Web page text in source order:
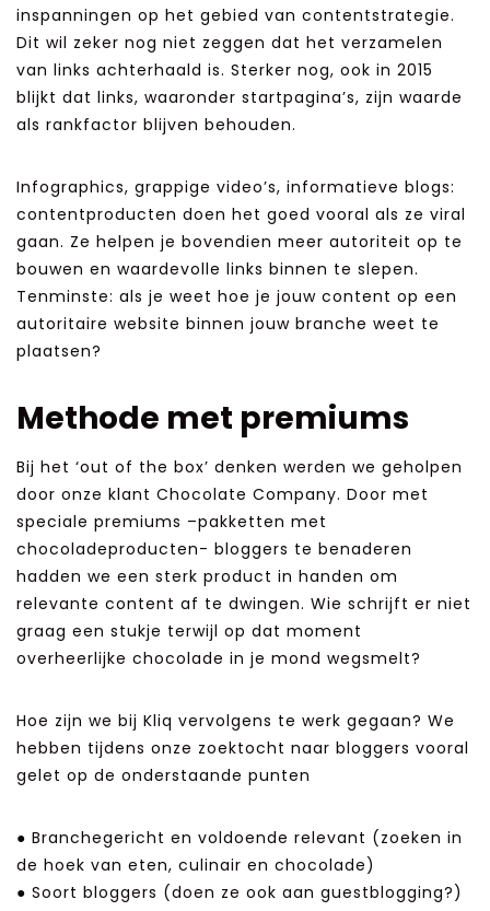
inspanningen op het gebied van contentstrategie.
Dit wil zeker nog niet zeggen dat het verzamelen
van links achterhaald is. Sterker nog, ook in 2015
blijkt dat links, waaronder startpagina’s, zijn waarde
als rankfactor blijven behouden.
Infographics, grappige video’s, informatieve blogs:
contentproducten doen het goed vooral als ze viral
gaan. Ze helpen je bovendien meer autoriteit op te
bouwen en waardevolle links binnen te slepen.
Tenminste: als je weet hoe je jouw content op een
autoritaire website binnen jouw branche weet te
plaatsen?
Methode met premiums
Bij het ‘out of the box’ denken werden we geholpen
door onze klant Chocolate Company. Door met
speciale premiums –pakketten met
chocoladeproducten- bloggers te benaderen
hadden we een sterk product in handen om
relevante content af te dwingen. Wie schrijft er niet
graag een stukje terwijl op dat moment
overheerlijke chocolade in je mond wegsmelt?
Hoe zijn we bij Kliq vervolgens te werk gegaan? We
hebben tijdens onze zoektocht naar bloggers vooral
gelet op de onderstaande punten
● Branchegericht en voldoende relevant (zoeken in
de hoek van eten, culinair en chocolade)
● Soort bloggers (doen ze ook aan guestblogging?)